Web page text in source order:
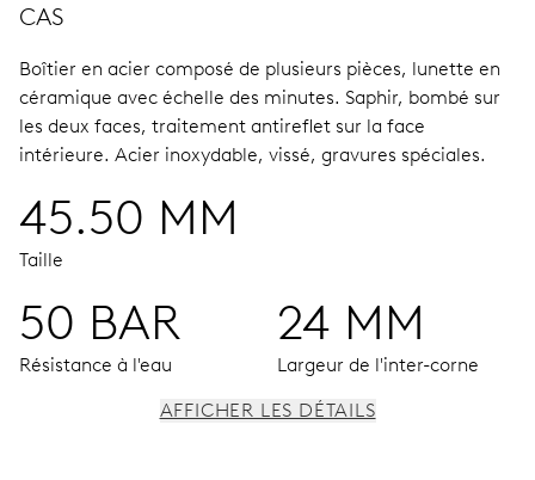
CAS
Boîtier en acier composé de plusieurs pièces, lunette en
céramique avec échelle des minutes. Saphir, bombé sur
les deux faces, traitement antireflet sur la face
intérieure. Acier inoxydable, vissé, gravures spéciales.
45.50 MM
Taille
50 BAR
Résistance à l'eau
24 MM
Largeur de l'inter-corne
AFFICHER LES DÉTAILS